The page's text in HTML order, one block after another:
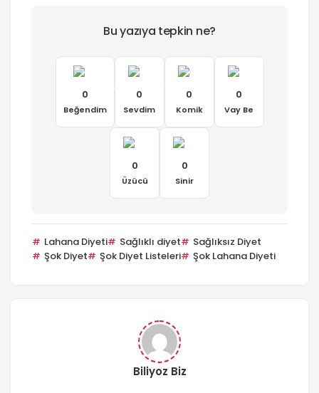
Bu yazıya tepkin ne?
0
Beğendim
0
Sevdim
0
Komik
0
Vay Be
0
Üzücü
0
Sinir
Lahana Diyeti Sağlıklı diyet
Sağlıksız Diyet
Şok Diyet
Şok Diyet Listeleri Şok Lahana Diyeti
Biliyoz Biz